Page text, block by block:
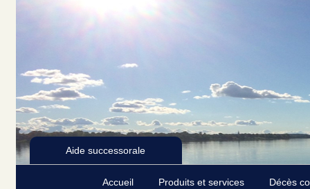
Aide successorale
Accueil Produits et services Décès